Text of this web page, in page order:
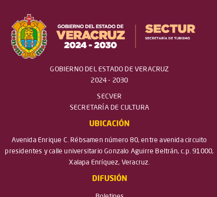
GOBIERNO DEL ESTADO DE VERACRUZ
2024 - 2030
SECVER
SECRETARÍA DE CULTURA
UBICACIÓN
Avenida Enrique C. Rébsamen número 80, entre avenida circuito
presidentes y calle universitario Gonzalo Aguirre Beltrán, c.p. 91000,
Xalapa Enríquez, Veracruz.
DIFUSIÓN